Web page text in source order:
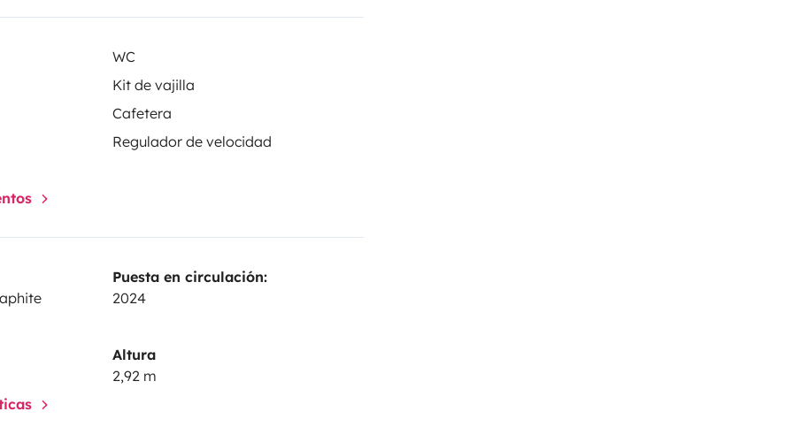
ultimate 328, vous trouverez
parking gratuites.
130 euros l extérieur
30 euros si ce n est pas
WC
Kit de vajilla
Cafetera
Regulador de velocidad
Puesta en circulación:
2024
Altura
2,92 m